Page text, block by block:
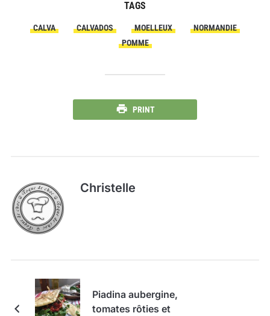
TAGS
CALVA CALVADOS MOELLEUX
NORMANDIE
POMME
PRINT
Christelle
Piadina aubergine,
tomates rôties et